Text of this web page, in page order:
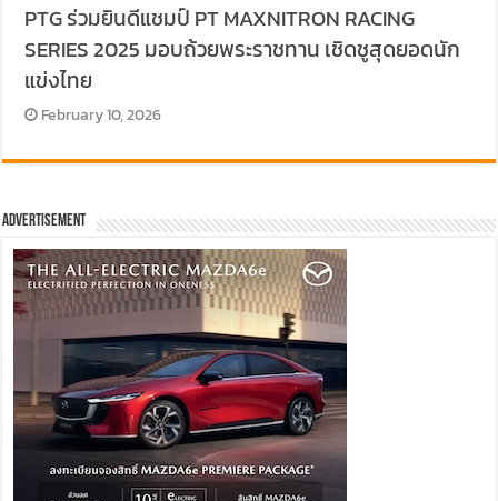
PTG ร่วมยินดีแชมป์ PT MAXNITRON RACING
SERIES 2025 มอบถ้วยพระราชทาน เชิดชูสุดยอดนัก
แข่งไทย
February 10, 2026
Advertisement